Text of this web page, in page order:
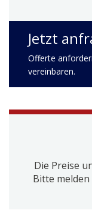
Jetzt
Offerte
vereinbaren.
Die Preise
Bitte